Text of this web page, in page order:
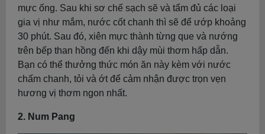
mực ống. Sau khi sơ chế sạch sẽ và tẩm đủ các loại
gia vị như mắm, nước cốt chanh thì sẽ để ướp khoảng
30 phút. Sau đó, xiên mực thành từng que và nướng
trên bếp than hồng đến khi dậy mùi thơm hấp dẫn.
Bạn có thể thưởng thức món ăn này kèm với nước
chấm chanh, tỏi và ớt để cảm nhận được trọn vẹn
hương vị thơm ngon nhất.
2. Num Pang